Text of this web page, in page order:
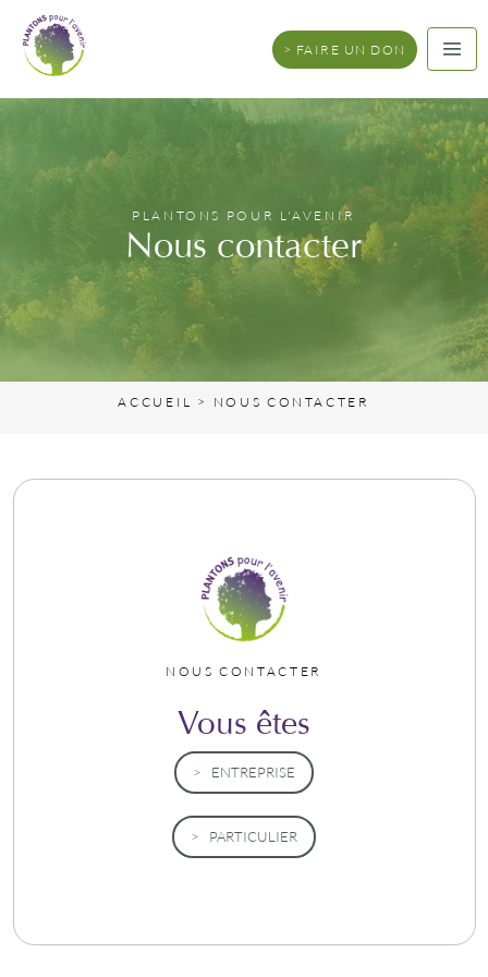
FAIRE UN DON
PLANTONS POUR L'AVENIR
Nous contacter
ACCUEIL > NOUS CONTACTER
NOUS CONTACTER
Vous êtes
ENTREPRISE
PARTICULIER